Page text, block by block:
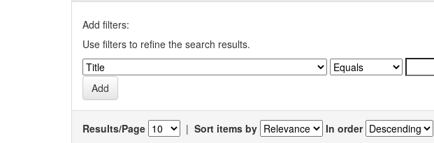
Add filters:
Use filters to refine the search results.
Results/Page | Sort items by In order